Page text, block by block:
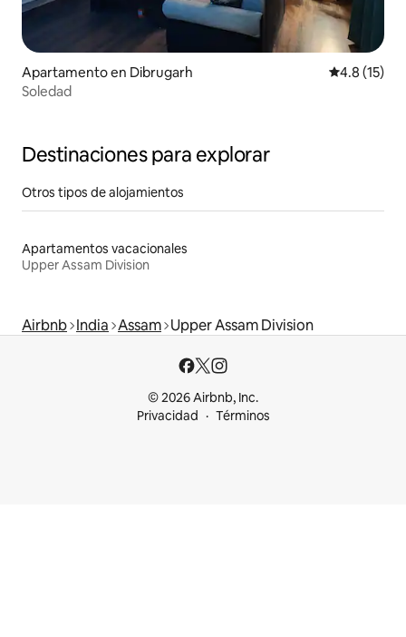
Apartamento en Dibrugarh Calificación
4.8 (15)
Soledad
Destinaciones para explorar
Otros tipos de alojamientos
Apartamentos vacacionales
Upper Assam Division
Airbnb India Assam Upper Assam Division
© 2026 Airbnb, Inc.
Privacidad
Términos